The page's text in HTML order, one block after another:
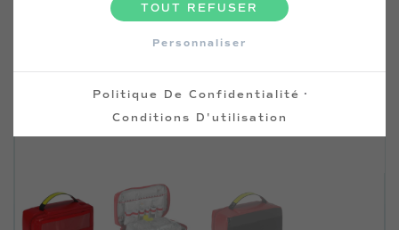
TOUT REFUSER
Personnaliser
Politique De Confidentialité ·
Conditions D'utilisation